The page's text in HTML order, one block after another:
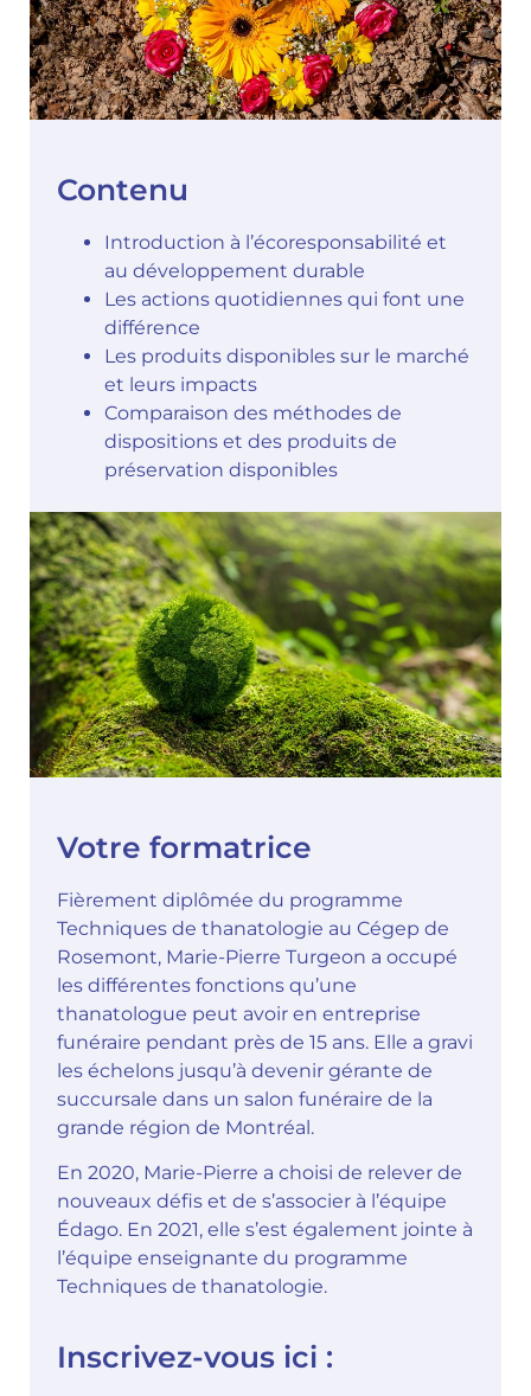
Contenu
Introduction à l’écoresponsabilité et
au développement durable
Les actions quotidiennes qui font une
différence
Les produits disponibles sur le marché
et leurs impacts
Comparaison des méthodes de
dispositions et des produits de
préservation disponibles
Votre formatrice
Fièrement diplômée du programme
Techniques de thanatologie au Cégep de
Rosemont, Marie-Pierre Turgeon a occupé
les différentes fonctions qu’une
thanatologue peut avoir en entreprise
funéraire pendant près de 15 ans. Elle a gravi
les échelons jusqu’à devenir gérante de
succursale dans un salon funéraire de la
grande région de Montréal.
En 2020, Marie-Pierre a choisi de relever de
nouveaux défis et de s’associer à l’équipe
Édago. En 2021, elle s’est également jointe à
l’équipe enseignante du programme
Techniques de thanatologie.
Inscrivez-vous ici :